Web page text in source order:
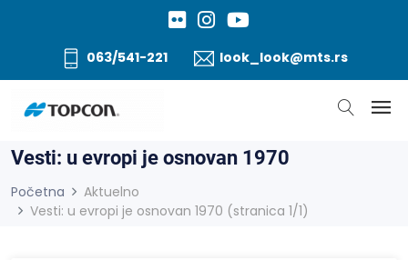
063/541-221 look_look@mts.rs
Vesti: u evropi je osnovan 1970
Početna
Aktuelno
Vesti: u evropi je osnovan 1970 (stranica 1/1)